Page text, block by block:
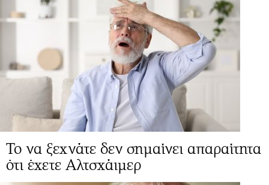
Το να ξεχνάτε δεν σημαίνει απαραίτητα
ότι έχετε Αλτσχάιμερ